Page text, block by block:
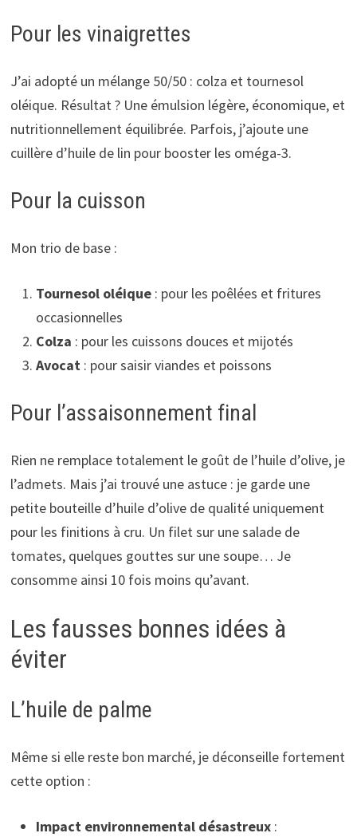
Pour les vinaigrettes
J’ai adopté un mélange 50/50 : colza et tournesol
oléique. Résultat ? Une émulsion légère, économique, et
nutritionnellement équilibrée. Parfois, j’ajoute une
cuillère d’huile de lin pour booster les oméga-3.
Pour la cuisson
Mon trio de base :
Tournesol oléique: pour les poêlées et fritures
occasionnelles
Colza : pour les cuissons douces et mijotés
Avocat: pour saisir viandes et poissons
Pour l’assaisonnement final
Rien ne remplace totalement le goût de l’huile d’olive, je
l’admets. Mais j’ai trouvé une astuce : je garde une
petite bouteille d’huile d’olive de qualité uniquement
pour les finitions à cru. Un filet sur une salade de
tomates, quelques gouttes sur une soupe… Je
consomme ainsi 10 fois moins qu’avant.
Les fausses bonnes idées à
éviter
L’huile de palme
Même si elle reste bon marché, je déconseille fortement
cette option :
Impact environnemental désastreux: